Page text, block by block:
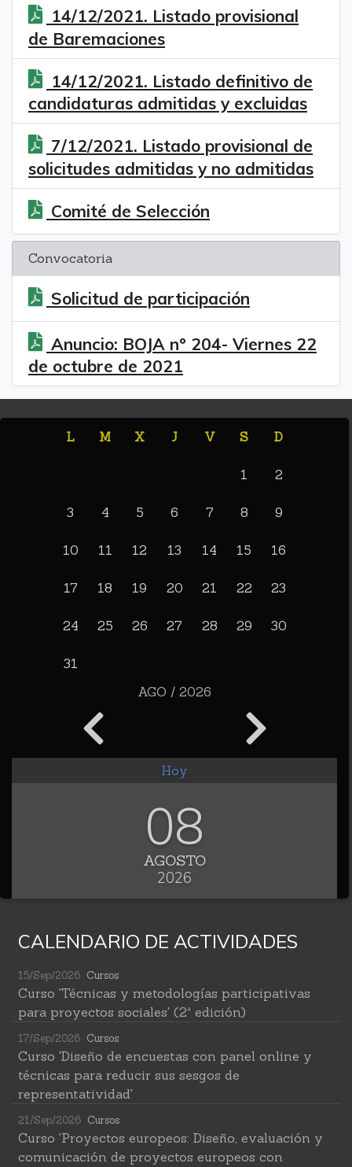
14/12/2021. Listado provisional
de Baremaciones
14/12/2021. Listado definitivo de
candidaturas admitidas y excluidas
7/12/2021. Listado provisional de
solicitudes admitidas y no admitidas
Comité de Selección
Convocatoria
Solicitud de participación
Anuncio: BOJA nº 204- Viernes 22
de octubre de 2021
L M X J V S D
1 2
3 4 5 6 7 8 9
10 11 12 13 14 15 16
17 18 19 20 21 22 23
24 25 26 27 28 29 30
31
AGO / 2026
Hoy
08
AGOSTO
2026
CALENDARIO DE ACTIVIDADES
15/Sep/2026 Cursos
Curso 'Técnicas y metodologías participativas
para proyectos sociales' (2ª edición)
17/Sep/2026 Cursos
Curso 'Diseño de encuestas con panel online y
técnicas para reducir sus sesgos de
representatividad'
21/Sep/2026 Cursos
Curso 'Proyectos europeos: Diseño, evaluación y
comunicación de proyectos europeos con